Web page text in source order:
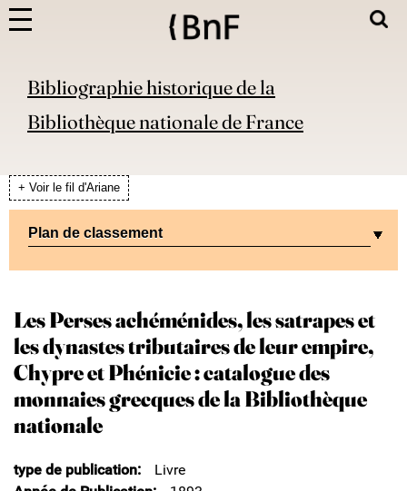
Bibliographie historique de la
Bibliothèque nationale de France
+ Voir le fil d'Ariane
Plan de classement
Les Perses achéménides, les satrapes et
les dynastes tributaires de leur empire,
Chypre et Phénicie : catalogue des
monnaies grecques de la Bibliothèque
nationale
type de publication
Livre